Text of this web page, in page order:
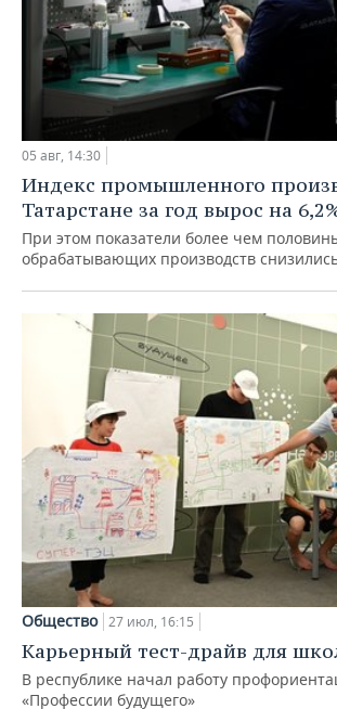
05 авг, 14:30
Индекс промышленного
Татарстане за год вырос на
При этом показатели более чем
обрабатывающих производств
Общество 27 июл, 16:15
Карьерный тест-драйв для
В республике начал работу
«Профессии будущего»